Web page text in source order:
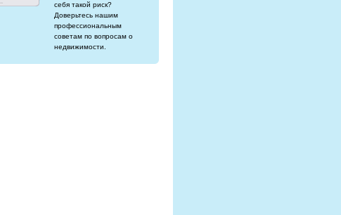
себя такой риск?
Доверьтесь нашим
профессиональным
советам по вопросам о
недвижимости.